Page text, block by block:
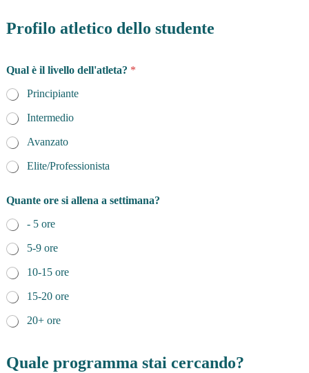
Profilo atletico dello studente
Qual è il livello dell'atleta? *
Principiante
Intermedio
Avanzato
Elite/Professionista
Quante ore si allena a settimana?
- 5 ore
5-9 ore
10-15 ore
15-20 ore
20+ ore
Quale programma stai cercando?